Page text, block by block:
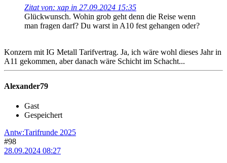
Zitat von: xap in 27.09.2024 15:35
Glückwunsch. Wohin grob geht denn die Reise wenn
man fragen darf? Du warst in A10 fest gehangen oder?
Konzern mit IG Metall Tarifvertrag. Ja, ich wäre wohl dieses Jahr in
A11 gekommen, aber danach wäre Schicht im Schacht...
Alexander79
Gast
Gespeichert
Antw:Tarifrunde 2025
#98
28.09.2024 08:27